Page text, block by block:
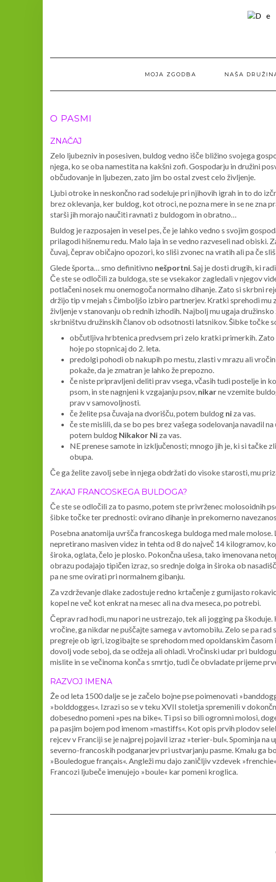
MOJA ZGODBA NAŠA
O PASMI
ZNAČAJ
Zelo ljubezniv in posesiven, buldog vedno išče bližino svojega
njega, ko se oba namestita na kakšni zofi. Gospodarju in družini
občudovanje in ljubezen, zato jim bo ostal zvest celo življenje.
Ljubi otroke in neskončno rad sodeluje pri njihovih igrah in to do
brez oklevanja, ker buldog, kot otroci, ne pozna mere in se ne zna
starši jih morajo naučiti ravnati z buldogom in obratno…
Buldog je razposajen in vesel pes, če je lahko vedno s svojim
prilagodi hišnemu redu. Malo laja in se vedno razveseli nad obiski.
čuvaj, čeprav običajno opozori, ko sliši zvonec na vratih ali pa če
Glede športa… smo definitivno nešportni. Saj je dosti drugih, ki
Če ste se odločili za buldoga, ste se vsekakor zagledali v njegov
potlačeni nosek mu onemogoča normalno dihanje. Zato si skrbni
držijo tip v mejah s čimboljšo izbiro partnerjev. Kratki sprehodi mu
življenje v stanovanju ob rednih izhodih. Najbolj mu ugaja družinsko
skrbništvu družinskih članov ob odsotnosti latsnikov. Šibke točke
občutljiva hrbtenica predvsem pri zelo kratki primerkih.
hoje po stopnicaj do 2. leta.
predolgi pohodi ob nakupih po mestu, zlasti v mrazu ali
pokaže, da je zmatran je lahko že prepozno.
če niste pripravljeni deliti prav vsega, včasih tudi postelje in
psom, in ste nagnjeni k vzgajanju psov, nikarne vzemite
prav v samovoljnosti.
če želite psa čuvaja na dvorišču, potem buldog ni za vas.
če ste mislili, da se bo pes brez vašega sodelovanja navadil
potem buldog Nikakor Ni za vas.
NE prenese samote in izključenosti; mnogo jih je, ki si tačke
obupa.
Če ga želite zavolj sebe in njega obdržati do visoke starosti, mu
ZAKAJ FRANCOSKEGA BULDOGA?
Če ste se odločili za to pasmo, potem ste privrženec molosoidnih
šibke točke ter prednosti: ovirano dihanje in prekomerno
Posebna anatomija uvršča francoskega buldoga med male molose.
nepretirano masiven videz in tehta od 8 do največ 14 kilogramov,
široka, oglata, čelo je plosko. Pokončna ušesa, tako imenovana
obrazu podajajo tipičen izraz, so srednje dolga in široka ob
pa ne sme ovirati pri normalnem gibanju.
Za vzdrževanje dlake zadostuje redno krtačenje z gumijasto
kopel ne več kot enkrat na mesec ali na dva meseca, po potrebi.
Čeprav rad hodi, mu napori ne ustrezajo, tek ali jogging pa škoduje.
vročine, ga nikdar ne puščajte samega v avtomobilu. Zelo se pa rad
pregreje ob igri, izogibajte se sprehodom med opoldanskim časom
dovolj vode seboj, da se odžeja ali ohladi. Vročinski udar pri
mislite in se večinoma konča s smrtjo, tudi če obvladate prijeme
RAZVOJ IMENA
Že od leta 1500 dalje se je začelo bojne pse poimenovati
»bolddogges«. Izrazi so se v teku XVII stoletja spremenili v
dobesedno pomeni »pes na bike«. Ti psi so bili ogromni molosi,
pa pasjim bojem pod imenom »mastiffs«. Kot opis prvih plodov
rejcev v Franciji se je najprej pojavil izraz »terier-bul«. Spominja na
severno-francoskih podganarjev pri ustvarjanju pasme. Kmalu ga
»Bouledogue français«. Angleži mu dajo zaničljiv vzdevek
Francozi ljubeče imenujejo »boule« kar pomeni kroglica.